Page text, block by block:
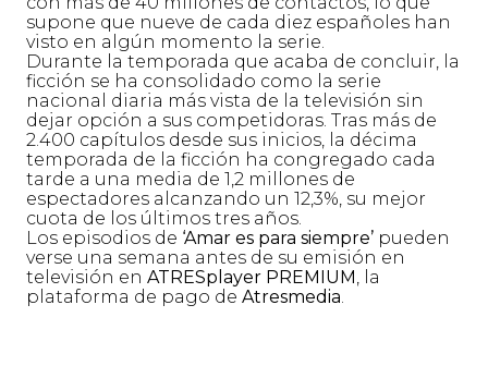
supone que nueve de cada diez españoles han
visto en algún momento la serie.
Durante la temporada que acaba de concluir, la
ficción se ha consolidado como la serie
nacional diaria más vista de la televisión sin
dejar opción a sus competidoras. Tras más de
2.400 capítulos desde sus inicios, la décima
temporada de la ficción ha congregado cada
tarde a una media de 1,2 millones de
espectadores alcanzando un 12,3%, su mejor
cuota de los últimos tres años.
Los episodios de ‘Amar es para siempre’ pueden
verse una semana antes de su emisión en
televisión enATRESplayer PREMIUM
, la
plataforma de pago deAtresmedia